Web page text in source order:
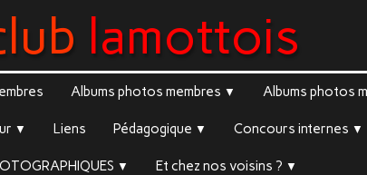
lamottois
Albums photos membres ▼ Albums photos
▼ Liens Pédagogique ▼ Concours internes ▼
▼ Et chez nos voisins ? ▼